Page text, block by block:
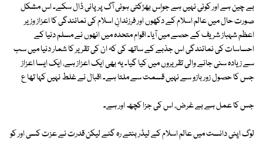
بے چین ہے اور کوئی نہیں ہے جواِس بھڑکتی ہوئی آگ پر پانی ڈال سکے۔ اس مشکل
صورت حال میں عالم اسلام کے دکھوں اور فرزندانِ اسلام کی نمائندگی کا اعزاز وزیر
اعظم شہباز شریف کے حصے میں آیا۔ اقوام متحدہ میں انھوں نے مسلم دنیا کے
احساسات کی نمائندگی اس جذبے کے ساتھ کی کہ ان کی تقریر کا شمار دنیا میں سب
سے زیادہ سنی جانے والی تقریروں میں کیا گیا۔ یہ بھی ایک اعزاز ہے، ایک ایسا اعزاز
جس کا حصول زور بازو سے نہیں قسمت سے ملتا ہے۔ اقبال نے غلط نہیں کہا تھا ع
جس کا عمل ہے بے غرض، اس کی جزا کچھ اور ہے۔
لوگ اپنی دانست میں عالم اسلام کے لیڈر بنتے رہ گئے لیکن قدرت نے عزت کسی اور کو